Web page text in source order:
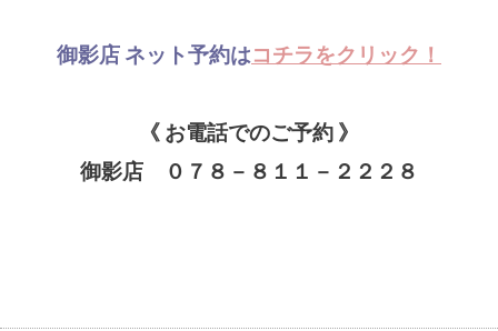
御影店 ネット予約はコチラをクリック！
《 お電話でのご予約 》
御影店 ０７８－８１１－２２２８